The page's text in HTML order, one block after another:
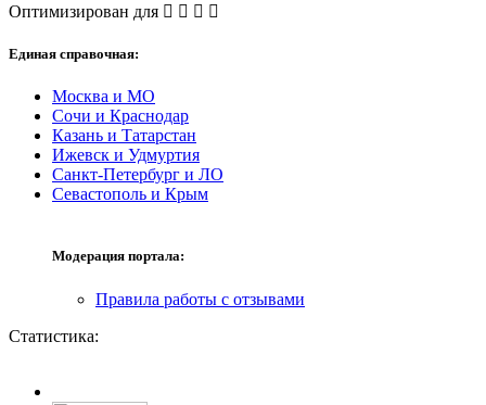
Оптимизирован для
Единая справочная:
Москва и МО
Сочи и Краснодар
Казань и Татарстан
Ижевск и Удмуртия
Санкт-Петербург и ЛО
Севастополь и Крым
Модерация портала:
Правила работы с отзывами
Статистика: